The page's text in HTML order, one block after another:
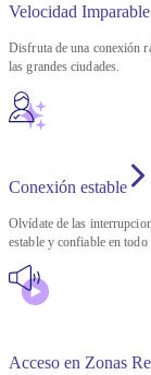
Velocidad Imparable
Disfruta de una conexión
las grandes ciudades.
Conexión estable
Olvídate de las
estable y confiable en todo
Acceso en Zonas